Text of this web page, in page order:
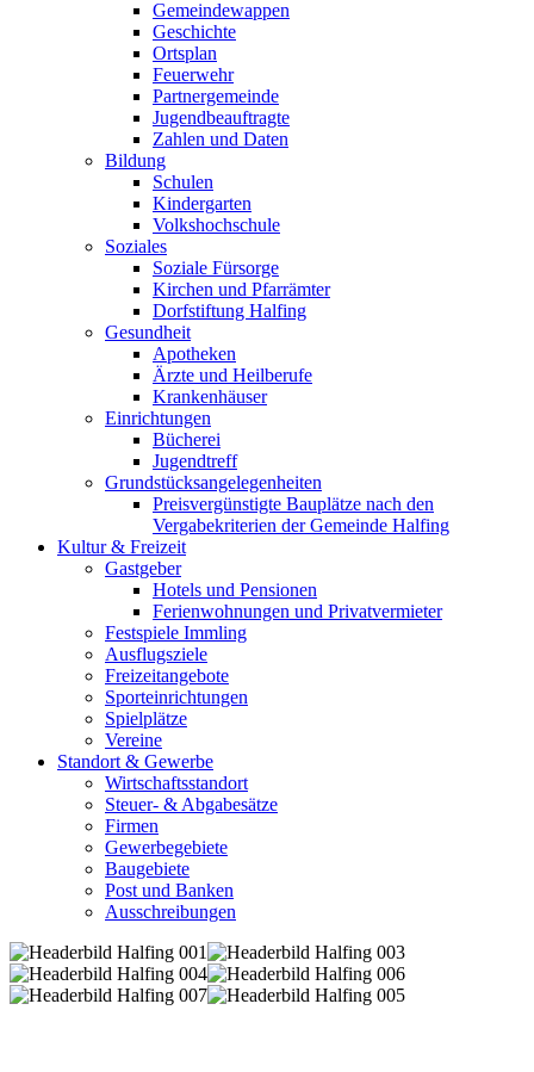
Gemeindewappen
Geschichte
Ortsplan
Feuerwehr
Partnergemeinde
Jugendbeauftragte
Zahlen und Daten
Bildung
Schulen
Kindergarten
Volkshochschule
Soziales
Soziale Fürsorge
Kirchen und Pfarrämter
Dorfstiftung Halfing
Gesundheit
Apotheken
Ärzte und Heilberufe
Krankenhäuser
Einrichtungen
Bücherei
Jugendtreff
Grundstücksangelegenheiten
Preisvergünstigte Bauplätze nach den
Vergabekriterien der Gemeinde Halfing
Kultur & Freizeit
Gastgeber
Hotels und Pensionen
Ferienwohnungen und Privatvermieter
Festspiele Immling
Ausflugsziele
Freizeitangebote
Sporteinrichtungen
Spielplätze
Vereine
Standort & Gewerbe
Wirtschaftsstandort
Steuer- & Abgabesätze
Firmen
Gewerbegebiete
Baugebiete
Post und Banken
Ausschreibungen